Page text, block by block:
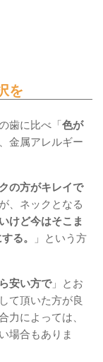
を
歯に比べ「 色が
金属アレルギー
の方がキレイで
、ネックとなる
けど今はそこま
る。
」という方
安い方で」とお
て頂いた方が良
力によっては、
場合もありま